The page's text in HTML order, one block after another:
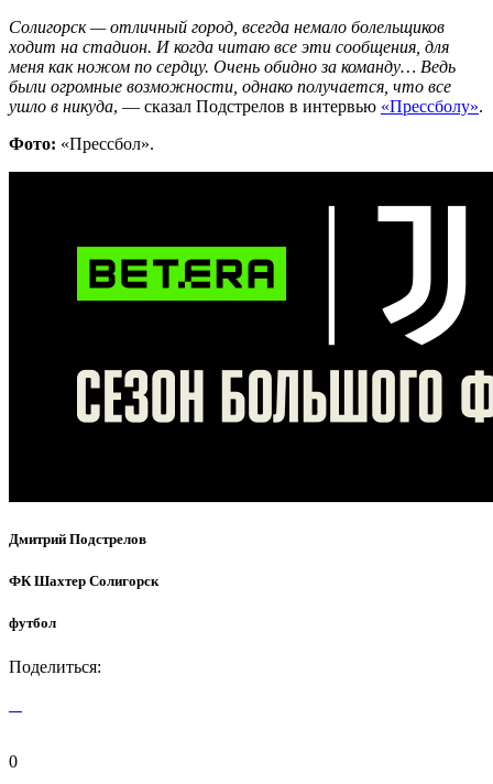
Солигорск — отличный город, всегда немало болельщиков
ходит на стадион. И когда читаю все эти сообщения, для
меня как ножом по сердцу. Очень обидно за команду… Ведь
были огромные возможности, однако получается, что все
ушло в никуда, — сказал Подстрелов в интервью «Прессболу».
Фото: «Прессбол».
Дмитрий Подстрелов
ФК Шахтер Солигорск
футбол
Поделиться:
0